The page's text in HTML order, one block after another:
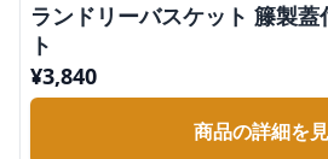
ランドリーバスケット 籐製蓋
ト
¥3,840
商品の詳細を